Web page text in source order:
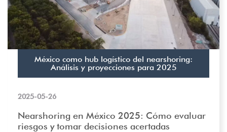
México como hub logístico del nearshoring:
Análisis y proyecciones para 2025
2025-05-26
Nearshoring en México 2025: Cómo evaluar
riesgos y tomar decisiones acertadas